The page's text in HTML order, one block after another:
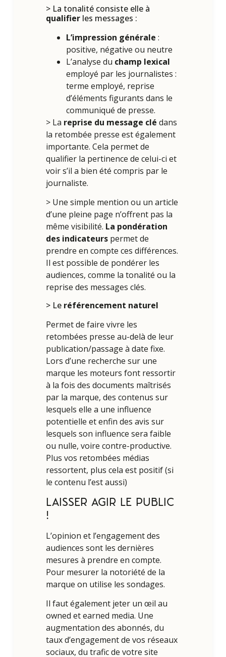
> La tonalité consiste elle à
qualifier les messages :
L’impression générale :
positive, négative ou neutre
L’analyse du champ lexical
employé par les journalistes :
terme employé, reprise
d’éléments figurants dans le
communiqué de presse.
> La reprise du message clé dans
la retombée presse est également
importante. Cela permet de
qualifier la pertinence de celui-ci et
voir s’il a bien été compris par le
journaliste.
> Une simple mention ou un article
d’une pleine page n’offrent pas la
même visibilité. La pondération
des indicateurspermet de
prendre en compte ces différences.
Il est possible de pondérer les
audiences, comme la tonalité ou la
reprise des messages clés.
> Le référencement naturel
Permet de faire vivre les
retombées presse au-delà de leur
publication/passage à date fixe.
Lors d’une recherche sur une
marque les moteurs font ressortir
à la fois des documents maîtrisés
par la marque, des contenus sur
lesquels elle a une influence
potentielle et enfin des avis sur
lesquels son influence sera faible
ou nulle, voire contre-productive.
Plus vos retombées médias
ressortent, plus cela est positif (si
le contenu l’est aussi)
LAISSER AGIR LE PUBLIC
!
L’opinion et l’engagement des
audiences sont les dernières
mesures à prendre en compte.
Pour mesurer la notoriété de la
marque on utilise les sondages.
Il faut également jeter un œil au
owned et earned media. Une
augmentation des abonnés, du
taux d’engagement de vos réseaux
sociaux, du trafic de votre site